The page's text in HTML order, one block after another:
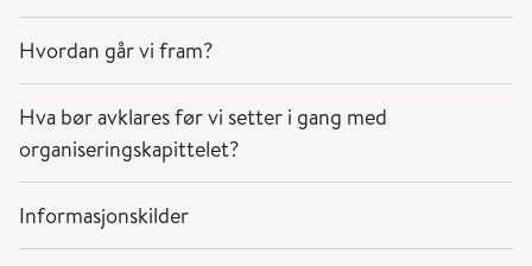
Hvordan går vi fram?
Hva bør avklares før vi setter i gang med
organiseringskapittelet?
Informasjonskilder